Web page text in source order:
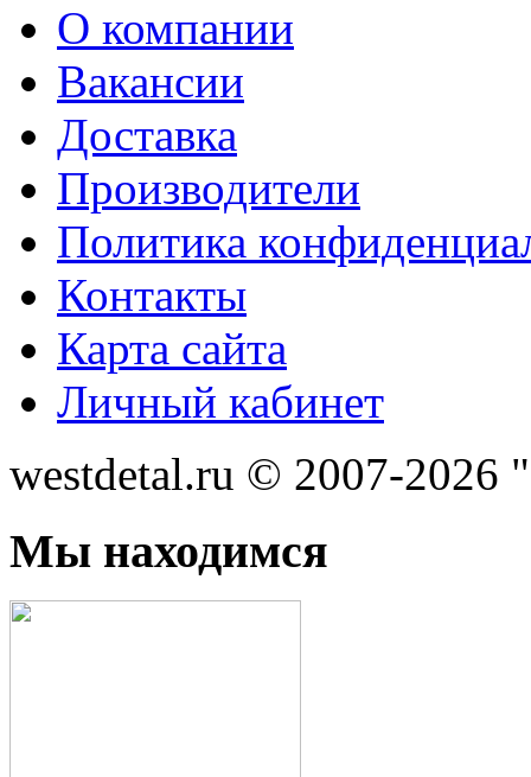
О компании
Вакансии
Доставка
Производители
Политика
Контакты
Карта сайта
Личный кабинет
westdetal.ru © 2007-2026
Мы находимся